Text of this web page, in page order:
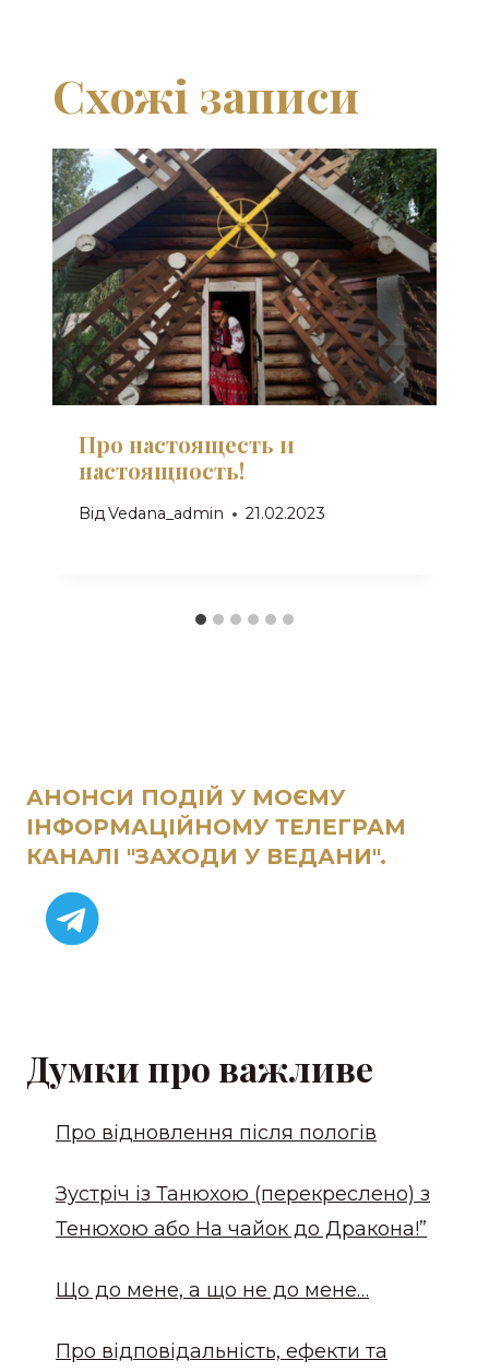
Схожі записи
Про настоящесть и
настоящность!
ВідVedana_admin 21.02.2023
АНОНСИ ПОДІЙ У МОЄМУ
ІНФОРМАЦІЙНОМУ ТЕЛЕГРАМ
КАНАЛІ "ЗАХОДИ У ВЕДАНИ".
Думки про важливе
Про відновлення після пологів
Зустріч із Танюхою (перекреслено) з
Тенюхою або На чайок до Дракона!”
Що до мене, а що не до мене…
Про відповідальність, ефекти та